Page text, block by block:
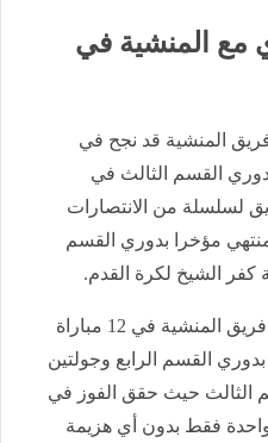
مع المنشية في
المنشية قد نجح في
القسم الثالث في
لسلسلة من الانتصارات
مؤخرا بدوري القسم
كفر الشيخ لكرة القدم.
وقاد المدرب صبري المسيري فريق المنشية في 12 مباراة
بدوري القسم الرابع وجولتين
الثالث حيث حقق الفوز في
واحدة فقط بدون أي هزيمة